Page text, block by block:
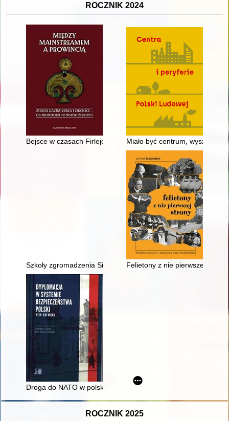
ROCZNIK 2024
Bejsce w czasach Firlejów Miało być centrum, wyszły
Szkoły zgromadzenia Sióstr Służek NMP Niepokalanej w
Felietony z nie pierwszej strony
Droga do NATO w polskiej polityce bezpieczeństwa
ROCZNIK 2025